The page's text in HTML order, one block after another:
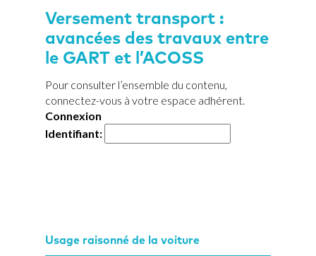
Versement transport :
avancées des travaux entre
le GART et l’ACOSS
Pour consulter l’ensemble du contenu,
connectez-vous à votre espace adhérent.
Connexion
Identifiant:
Usage raisonné de la voiture